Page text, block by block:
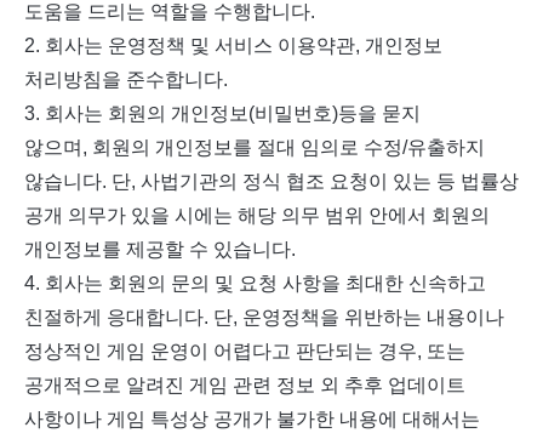
도움을 드리는 역할을 수행합니다.
2. 회사는 운영정책 및 서비스 이용약관, 개인정보
처리방침을 준수합니다.
3. 회사는 회원의 개인정보 (비밀번호)등을 묻지
않으며 , 회원의 개인정보를 절대 임의로 수정/유출하지
않습니다. 단, 사법기관의 정식 협조 요청이 있는 등 법률상
공개 의무가 있을 시에는 해당 의무 범위 안에서 회원의
개인정보를 제공할 수 있습니다.
4. 회사는 회원의 문의 및 요청 사항을 최대한 신속하고
친절하게 응대합니다. 단, 운영정책을 위반하는 내용이나
정상적인 게임 운영이 어렵다고 판단되는 경우, 또는
공개적으로 알려진 게임 관련 정보 외 추후 업데이트
사항이나 게임 특성상 공개가 불가한 내용에 대해서는